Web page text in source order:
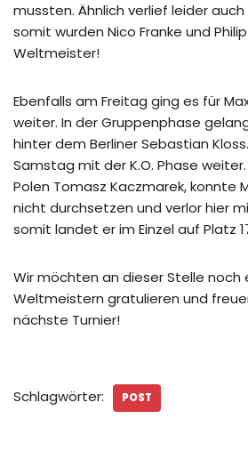
mussten. Ähnlich verlief leider
somit wurden Nico Franke und
Weltmeister!
Ebenfalls am Freitag ging es für
weiter. In der Gruppenphase
hinter dem Berliner Sebastian
Samstag mit der K.O. Phase
Polen Tomasz Kaczmarek, konnte
nicht durchsetzen und verlor hier mit
somit landet er im Einzel auf Platz
Wir möchten an dieser Stelle noch
Weltmeistern gratulieren und
nächste Turnier!
Schlagwörter: POST